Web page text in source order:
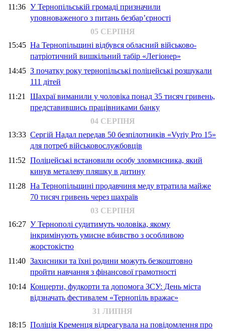
11:36 У Тернопільській громаді призначили
уповноваженого з питань безбар’єрності
05 СЕРПНЯ
15:45 На Тернопільщині відбувся обласний військово-
патріотичний вишкільний табір «Легіонер»
14:45 З початку року тернопільські поліцейські розшукали
111 дітей
11:21 Шахраї виманили у чоловіка понад 35 тисяч гривень,
представившись працівниками банку
04 СЕРПНЯ
13:33 Сергій Надал передав 50 безпілотників «Vyriy Pro 15»
для потреб військовослужбовців
11:52 Поліцейські встановили особу зловмисника, який
кинув металеву пляшку в дитину
11:28 На Тернопільщині продавчиня меду втратила майже
70 тисяч гривень через шахраїв
03 СЕРПНЯ
16:27 У Тернополі судитимуть чоловіка, якому
інкримінують умисне вбивство з особливою
жорстокістю
11:40 Захисники та їхні родини можуть безкоштовно
пройти навчання з фінансової грамотності
10:14 Концерти, фудкорти та допомога ЗСУ: День міста
відзначать фестивалем «Тернопіль вражає»
31 ЛИПНЯ
18:15 Поліція Кременця відреагувала на повідомлення про